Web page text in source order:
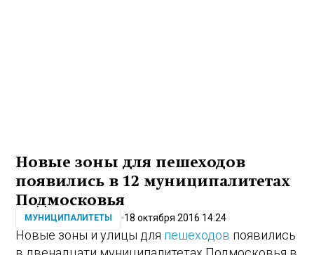
Новые зоны для пешеходов
появились в 12 муниципалитетах
Подмосковья
МУНИЦИПАЛИТЕТЫ 18 октября 2016 14:24
Новые зоны и улицы для пешеходов появились